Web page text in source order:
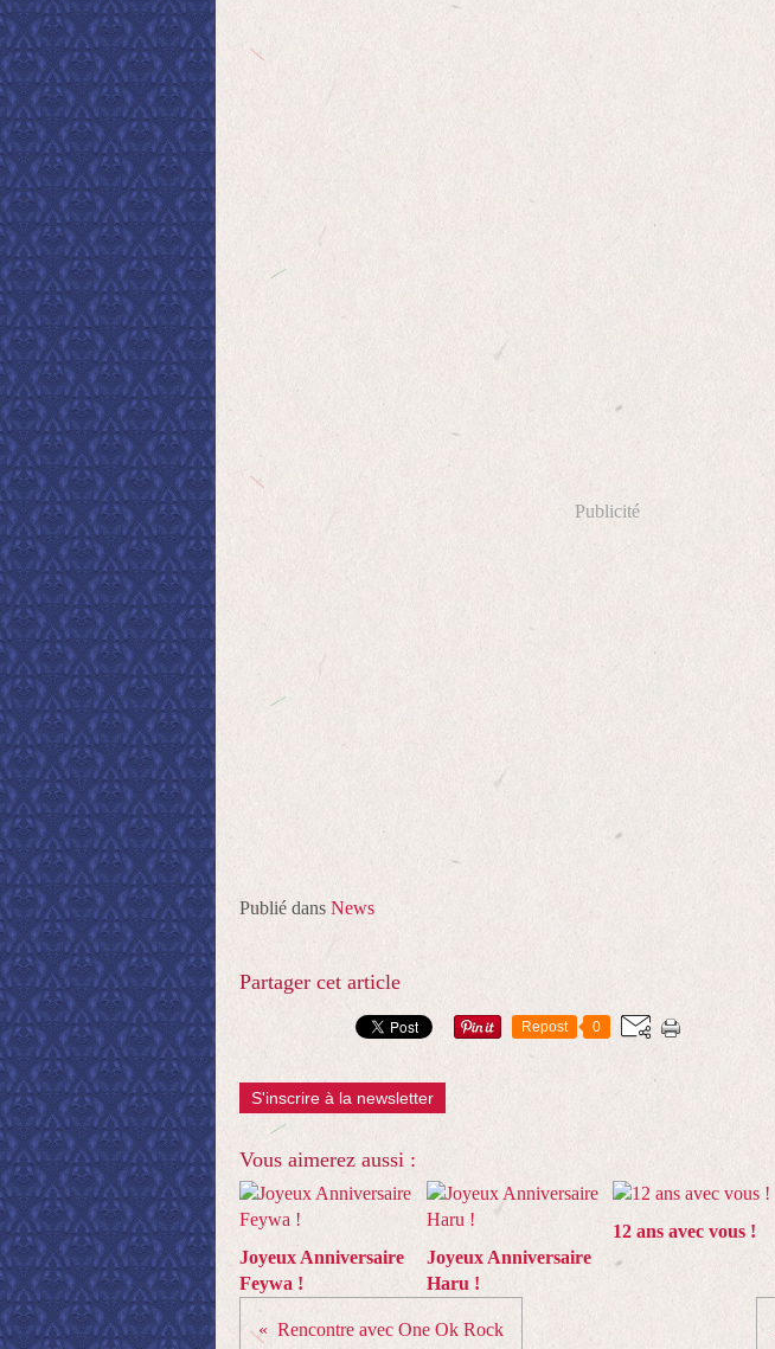
Publicité
Publié dans News
Partager cet article
Repost 0
S'inscrire à la newsletter
Vous aimerez aussi :
Joyeux Anniversaire
Feywa !
Joyeux Anniversaire
Haru !
12 ans avec vous !
Rencontre avec One Ok Rock